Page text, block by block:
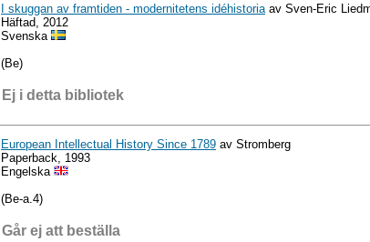
I skuggan av framtiden - modernitetens idéhistoria av Sven-Eric
Häftad, 2012
Svenska
(Be)
Ej i detta bibliotek
European Intellectual History Since 1789 av Stromberg
Paperback, 1993
Engelska
(Be-a.4)
Går ej att beställa